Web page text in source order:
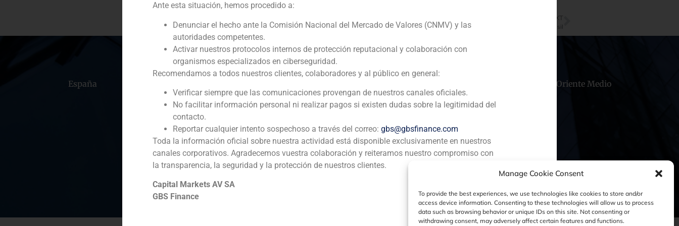
Manage Cookie Consent
To provide the best experiences, we use technologies like cookies to store and/or
access device information. Consenting to these technologies will allow us to process
data such as browsing behavior or unique IDs on this site. Not consenting or
withdrawing consent, may adversely affect certain features and functions.
NEXT
Daniel Galván opina sobre la operaciones corporativas en Brasil
España Oriente Medio
Política de Cookies Política de Privacidad Aviso Legal
GBS Finance ©2023
Ante esta situación, hemos procedido a:
Denunciar el hecho ante la Comisión Nacional del Mercado de Valores (CNMV) y las
autoridades competentes.
Activar nuestros protocolos internos de protección reputacional y colaboración con
organismos especializados en ciberseguridad.
Recomendamos a todos nuestros clientes, colaboradores y al público en general:
Verificar siempre que las comunicaciones provengan de nuestros canales oficiales.
No facilitar información personal ni realizar pagos si existen dudas sobre la legitimidad del
contacto.
Reportar cualquier intento sospechoso a través del correo: gbs@gbsfinance.com
Toda la información oficial sobre nuestra actividad está disponible exclusivamente en nuestros
canales corporativos. Agradecemos vuestra colaboración y reiteramos nuestro compromiso con
la transparencia, la seguridad y la protección de nuestros clientes.
Capital Markets AV SA
GBS Finance